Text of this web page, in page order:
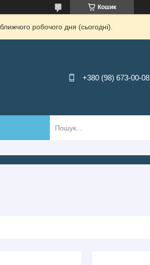
Кошик
робочого дня (сьогодні).
+380 (98) 673-00-08